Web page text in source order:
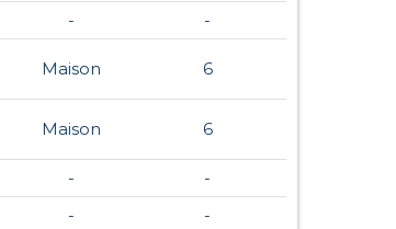
- -
Maison 6
Maison 6
-
-
-
-